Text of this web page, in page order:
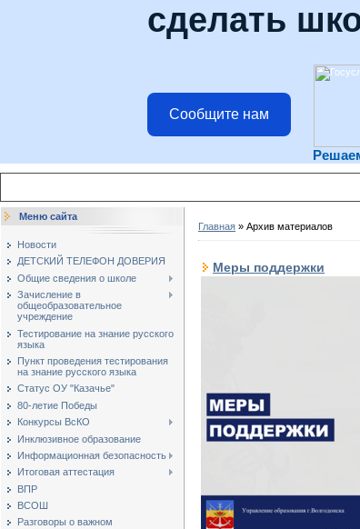
сделать
Сообщите нам
Меню сайта
Новости
ДЕТСКИЙ ТЕЛЕФОН ДОВЕРИЯ
Общие сведения о школе
Зачисление в
общеобразовательное
учреждение
Тестирование на знание русского
языка
Пункт проведения тестирования
на знание русского языка
Статус ОУ "Казачье"
80-летие Победы
Конкурсы ВсКО
Инклюзивное образование
Информационная безопасность
Итоговая аттестация
ВПР
ВСОШ
Разговоры о важном
Главная » Архив материалов
Меры поддержки